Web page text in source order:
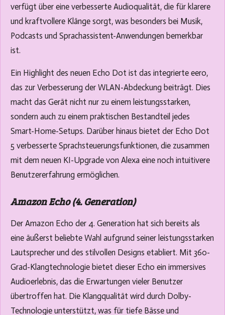
verfügt über eine verbesserte Audioqualität, die für klarere
und kraftvollere Klänge sorgt, was besonders bei Musik,
Podcasts und Sprachassistent-Anwendungen bemerkbar
ist.
Ein Highlight des neuen Echo Dot ist das integrierte eero,
das zur Verbesserung der WLAN-Abdeckung beiträgt. Dies
macht das Gerät nicht nur zu einem leistungsstarken,
sondern auch zu einem praktischen Bestandteil jedes
Smart-Home-Setups. Darüber hinaus bietet der Echo Dot
5 verbesserte Sprachsteuerungsfunktionen, die zusammen
mit dem neuen KI-Upgrade von Alexa eine noch intuitivere
Benutzererfahrung ermöglichen.
Amazon Echo (4. Generation)
Der Amazon Echo der 4. Generation hat sich bereits als
eine äußerst beliebte Wahl aufgrund seiner leistungsstarken
Lautsprecher und des stilvollen Designs etabliert. Mit 360-
Grad-Klangtechnologie bietet dieser Echo ein immersives
Audioerlebnis, das die Erwartungen vieler Benutzer
übertroffen hat. Die Klangqualität wird durch Dolby-
Technologie unterstützt, was für tiefe Bässe und